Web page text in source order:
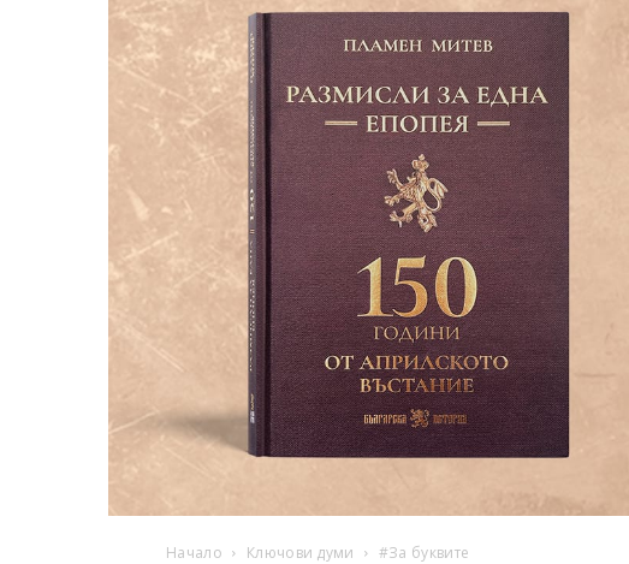
Начало Ключови думи #За буквитe